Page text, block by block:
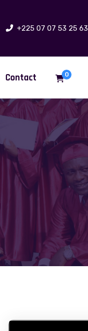
+225 07 07 53 25 63
Contact 0